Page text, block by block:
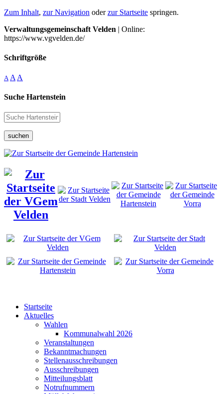
Zum Inhalt, zur Navigation oderzur Startseite springen.
Verwaltungsgemeinschaft Velden | Online:
https://www.vgvelden.de/
Schriftgröße
A A A
Suche Hartenstein
suchen
Startseite
Aktuelles
Wahlen
Kommunalwahl 2026
Veranstaltungen
Bekanntmachungen
Stellenausschreibungen
Ausschreibungen
Mitteilungsblatt
Notrufnummern